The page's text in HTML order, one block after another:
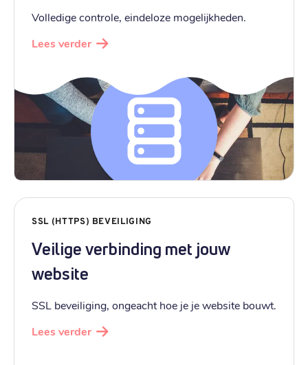
Volledige controle, eindeloze mogelijkheden.
Lees verder
SSL (HTTPS) BEVEILIGING
Veilige verbinding met jouw
website
SSL beveiliging, ongeacht hoe je je website bouwt.
Lees verder